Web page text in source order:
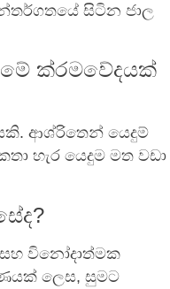
සිටින ජාල
ක්රමවේදයක්
ආශ්රිතෙන් යෙදුම්
හැර යෙදුම මත වඩා
විනෝදාත්මක
ලෙස, සුමට